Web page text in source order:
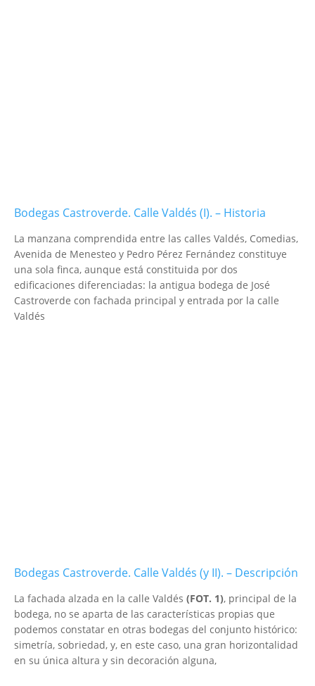
Bodegas Castroverde. Calle Valdés (I). – Historia
La manzana comprendida entre las calles Valdés, Comedias,
Avenida de Menesteo y Pedro Pérez Fernández constituye
una sola finca, aunque está constituida por dos
edificaciones diferenciadas: la antigua bodega de José
Castroverde con fachada principal y entrada por la calle
Valdés
Bodegas Castroverde. Calle Valdés (y II). – Descripción
La fachada alzada en la calle Valdés (FOT. 1), principal de la
bodega, no se aparta de las características propias que
podemos constatar en otras bodegas del conjunto histórico:
simetría, sobriedad, y, en este caso, una gran horizontalidad
en su única altura y sin decoración alguna,